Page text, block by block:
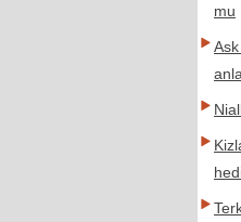
mu